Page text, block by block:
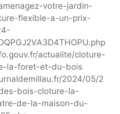
votre-jardin-
flexible-a-un-prix-
actualite/cloture-
la-foret-et-du-bois
2024/05/2
bois-cloture-la-
de-la-maison-du-